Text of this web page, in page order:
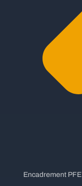
Encadrement PFE